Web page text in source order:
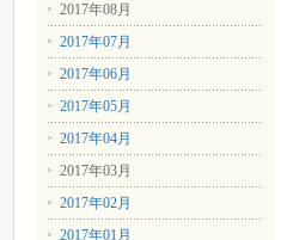
2017年08月
2017年07月
2017年06月
2017年05月
2017年04月
2017年03月
2017年02月
2017年01月